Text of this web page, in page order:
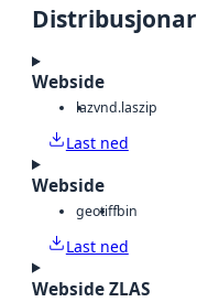
Distribusjonar
Webside
lazvnd.laszip
Last ned
Webside
geotiffbin
Last ned
Webside ZLAS